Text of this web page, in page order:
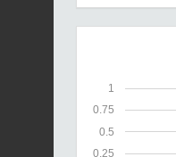
0.25
0.5
0.75
1